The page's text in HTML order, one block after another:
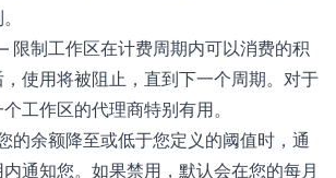
限制工作区在计费周期内可以消费的积
使用将被阻止，直到下一个周期。对于
工作区的代理商特别有用。
的余额降至或低于您定义的阈值时，通
通知您。如果禁用，默认会在您的每月